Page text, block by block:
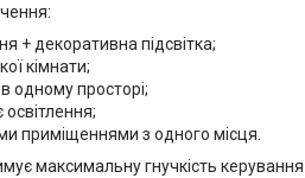
+ декоративна підсвітка;
кімнати;
одному просторі;
приміщеннями з одного місця.
максимальну гнучкість